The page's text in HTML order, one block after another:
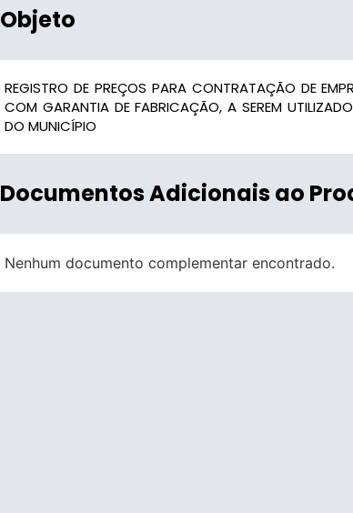
Objeto
REGISTRO DE PREÇOS PARA CONTRATAÇÃO DE
COM GARANTIA DE FABRICAÇÃO, A SEREM
DO MUNICÍPIO
Documentos Adicionais ao
Nenhum documento complementar encontrado.